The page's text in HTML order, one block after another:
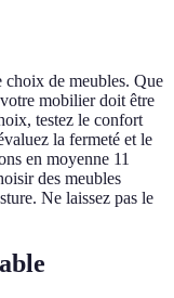
choix de meubles. Que
mobilier doit être
testez le confort
la fermeté et le
en moyenne 11
des meubles
Ne laissez pas le